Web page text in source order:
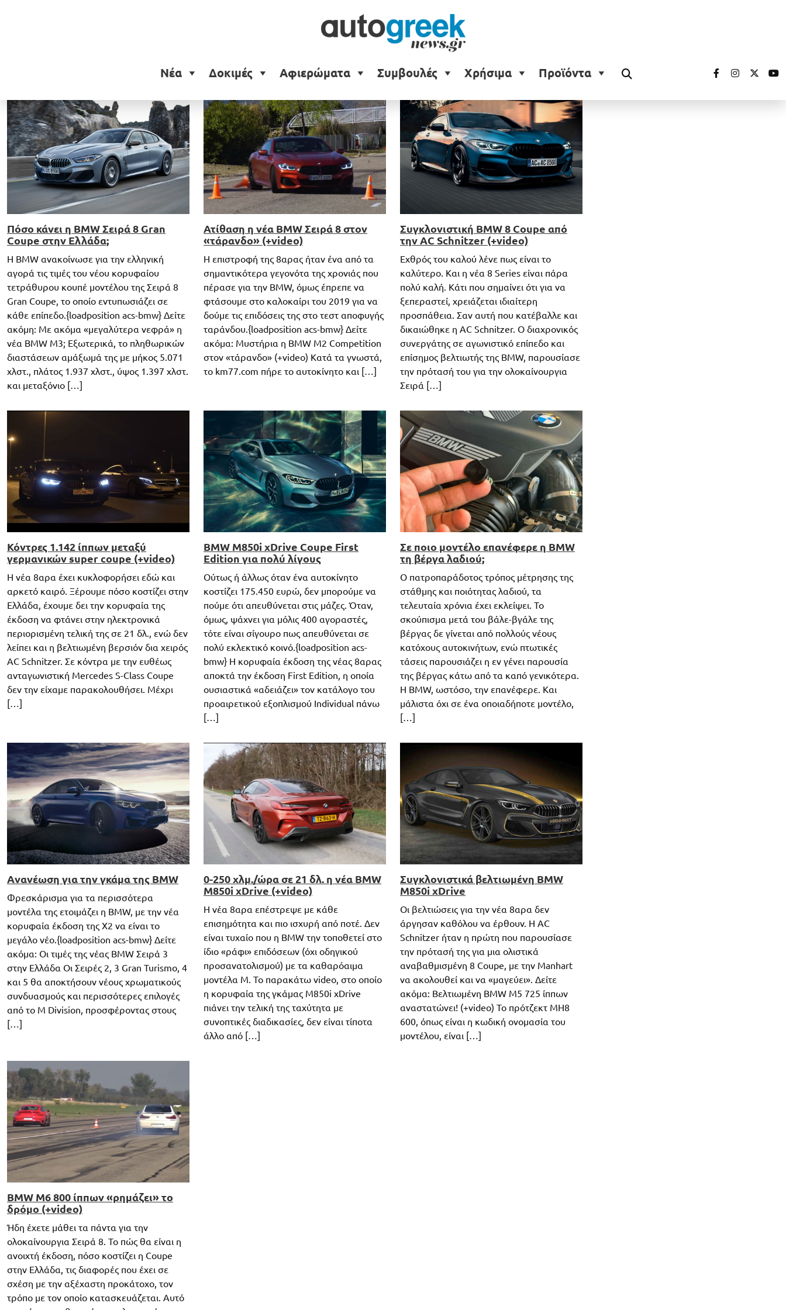
Νέα Δοκιμές Αφιερώματα Συμβουλές Χρήσιμα Προϊόντα
BMW 8 Coupe
Πόσο κάνει η BMW Σειρά 8 Gran
Coupe στην Ελλάδα;
Η BMW ανακοίνωσε για την ελληνική
αγορά τις τιμές του νέου κορυφαίου
τετράθυρου κουπέ μοντέλου της Σειρά 8
Gran Coupe, το οποίο εντυπωσιάζει σε
κάθε επίπεδο.{loadposition acs-bmw} Δείτε
ακόμη: Με ακόμα «μεγαλύτερα νεφρά» η
νέα BMW M3; Εξωτερικά, το πληθωρικών
διαστάσεων αμάξωμά της με μήκος 5.071
χλστ., πλάτος 1.937 χλστ., ύψος 1.397 χλστ.
και μεταξόνιο […]
Ατίθαση η νέα BMW Σειρά 8 στον
«τάρανδο» (+video)
Η επιστροφή της 8αρας ήταν ένα από τα
σημαντικότερα γεγονότα της χρονιάς που
πέρασε για την BMW, όμως έπρεπε να
φτάσουμε στο καλοκαίρι του 2019 για να
δούμε τις επιδόσεις της στο τεστ αποφυγής
ταράνδου.{loadposition acs-bmw} Δείτε
ακόμα: Μυστήρια η BMW M2 Competition
στον «τάρανδο» (+video) Κατά τα γνωστά,
το km77.com πήρε το αυτοκίνητο και […]
Συγκλονιστική BMW 8 Coupe από
την AC Schnitzer (+video)
Εχθρός του καλού λένε πως είναι το
καλύτερο. Και η νέα 8 Series είναι πάρα
πολύ καλή. Κάτι που σημαίνει ότι για να
ξεπεραστεί, χρειάζεται ιδιαίτερη
προσπάθεια. Σαν αυτή που κατέβαλλε και
δικαιώθηκε η AC Schnitzer. Ο διαχρονικός
συνεργάτης σε αγωνιστικό επίπεδο και
επίσημος βελτιωτής της BMW, παρουσίασε
την πρότασή του για την ολοκαίνουργια
Σειρά […]
Κόντρες 1.142 ίππων μεταξύ
γερμανικών super coupe (+video)
H νέα 8αρα έχει κυκλοφορήσει εδώ και
αρκετό καιρό. Ξέρουμε πόσο κοστίζει στην
Ελλάδα, έχουμε δει την κορυφαία της
έκδοση να φτάνει στην ηλεκτρονικά
περιορισμένη τελική της σε 21 δλ., ενώ δεν
λείπει και η βελτιωμένη βερσιόν δια χειρός
AC Schnitzer. Σε κόντρα με την ευθέως
ανταγωνιστική Mercedes S-Class Coupe
δεν την είχαμε παρακολουθήσει. Μέχρι
[…]
BMW M850i xDrive Coupe First
Edition για πολύ λίγους
Ούτως ή άλλως όταν ένα αυτοκίνητο
κοστίζει 175.450 ευρώ, δεν μπορούμε να
πούμε ότι απευθύνεται στις μάζες. Όταν,
όμως, ψάχνει για μόλις 400 αγοραστές,
τότε είναι σίγουρο πως απευθύνεται σε
πολύ εκλεκτικό κοινό.{loadposition acs-
bmw} Η κορυφαία έκδοση της νέας 8αρας
αποκτά την έκδοση First Edition, η οποία
ουσιαστικά «αδειάζει» τον κατάλογο του
προαιρετικού εξοπλισμού Individual πάνω
[…]
Σε ποιο μοντέλο επανέφερε η BMW
τη βέργα λαδιού;
Ο πατροπαράδοτος τρόπος μέτρησης της
στάθμης και ποιότητας λαδιού, τα
τελευταία χρόνια έχει εκλείψει. Το
σκούπισμα μετά του βάλε-βγάλε της
βέργας δε γίνεται από πολλούς νέους
κατόχους αυτοκινήτων, ενώ πτωτικές
τάσεις παρουσιάζει η εν γένει παρουσία
της βέργας κάτω από τα καπό γενικότερα.
Η BMW, ωστόσο, την επανέφερε. Και
μάλιστα όχι σε ένα οποιαδήποτε μοντέλο,
[…]
Aνανέωση για την γκάμα της BMW
Φρεσκάρισμα για τα περισσότερα
μοντέλα της ετοιμάζει η BMW, με την νέα
κορυφαία έκδοση της Χ2 να είναι το
μεγάλο νέο.{loadposition acs-bmw} Δείτε
ακόμα: Οι τιμές της νέας BMW Σειρά 3
στην Ελλάδα Οι Σειρές 2, 3 Gran Turismo, 4
και 5 θα αποκτήσουν νέους χρωματικούς
συνδυασμούς και περισσότερες επιλογές
από το Μ Division, προσφέροντας στους
[…]
0-250 χλμ./ώρα σε 21 δλ. η νέα BMW
M850i xDrive (+video)
H νέα 8αρα επέστρεψε με κάθε
επισημότητα και πιο ισχυρή από ποτέ. Δεν
είναι τυχαίο που η BMW την τοποθετεί στο
ίδιο «ράφι» επιδόσεων (όχι οδηγικού
προσανατολισμού) με τα καθαρόαιμα
μοντέλα Μ. Το παρακάτω video, στο οποίο
η κορυφαία της γκάμας Μ850i xDrive
πιάνει την τελική της ταχύτητα με
συνοπτικές διαδικασίες, δεν είναι τίποτα
άλλο από […]
Συγκλονιστικά βελτιωμένη BMW
M850i xDrive
Οι βελτιώσεις για την νέα 8αρα δεν
άργησαν καθόλου να έρθουν. Η AC
Schnitzer ήταν η πρώτη που παρουσίασε
την πρότασή της για μια ολιστικά
αναβαθμισμένη 8 Coupe, με την Manhart
να ακολουθεί και να «μαγεύει». Δείτε
ακόμα: Βελτιωμένη BMW M5 725 ίππων
αναστατώνει! (+video) Το πρότζεκτ ΜΗ8
600, όπως είναι η κωδική ονομασία του
μοντέλου, είναι […]
BMW M6 800 ίππων «ρημάζει» το
δρόμο (+video)
Ήδη έχετε μάθει τα πάντα για την
ολοκαίνουργια Σειρά 8. To πώς θα είναι η
ανοιχτή έκδοση, πόσο κοστίζει η Coupe
στην Ελλάδα, τις διαφορές που έχει σε
σχέση με την αξέχαστη προκάτοχο, τον
τρόπο με τον οποίο κατασκευάζεται. Αυτό